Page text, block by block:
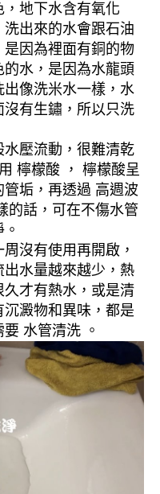
地下水含有氧化
出來的水會跟石油
因為裡面有銅的物
水，是因為水龍頭
像洗米水一樣，水
有生鏽，所以只洗
壓流動，很難清乾
檸檬酸 ， 檸檬酸呈
垢，再透過 高週波
的話，可在不傷水管
沒有使用再開啟，
水量越來越少，熱
才有熱水，或是清
澱物和異味，都是
水管清洗 。